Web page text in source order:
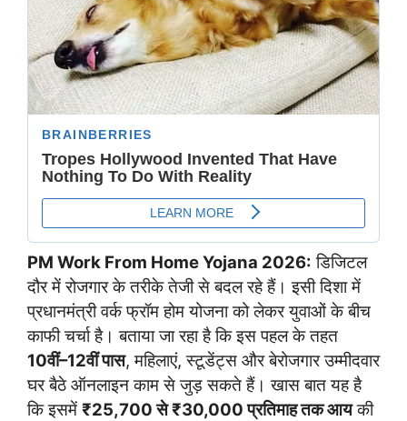
PM Work From Home Yojana 2026: डिजिटल
दौर में रोजगार के तरीके तेजी से बदल रहे हैं। इसी दिशा में
प्रधानमंत्री वर्क फ्रॉम होम योजना को लेकर युवाओं के बीच
काफी चर्चा है। बताया जा रहा है कि इस पहल के तहत
10वीं–12वीं पास, महिलाएं, स्टूडेंट्स और बेरोजगार उम्मीदवार
घर बैठे ऑनलाइन काम से जुड़ सकते हैं। खास बात यह है
कि इसमें ₹25,700 से ₹30,000 प्रतिमाह तक आयकी